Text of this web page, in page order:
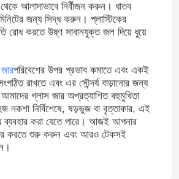
আলাদাভাবে নির্বীজন করুন। ধাতব
জন্য সিদ্ধ করুন। প্লাস্টিকের
রোধ করতে উষ্ণ সাবানযুক্ত জল দিয়ে ধুয়ে
পরিবেশের উপর প্রভাব কমাতে এবং একই
রাখতে এবং এর সৌন্দর্য বাড়ানোর জন্য
গ্লাস জার অপ্রত্যাশিত বহুমুখিতা
নকশা নির্বিশেষে, ষড়ভুজ বা বৃত্তাকার, এই
ব্যবহার করা যেতে পারে। আজই আপনার
করতে শুরু করুন এবং আরও টেকসই